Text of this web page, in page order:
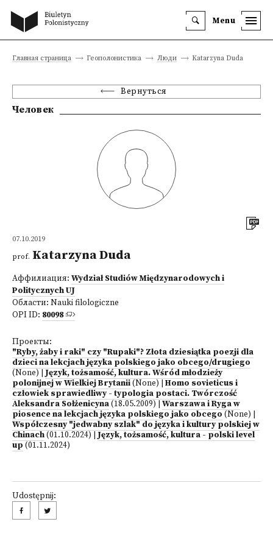
Menu
Главная страница Геополонистика Люди Katarzyna Duda
Вернуться
Человек
07.10.2019
prof. Katarzyna Duda
Аффилиация: Wydział Studiów Międzynarodowych i
Politycznych UJ
Области: Nauki filologiczne
OPI ID: 80098
Проекты:
"Ryby, żaby i raki" czy "Rupaki"? Złota dziesiątka poezji dla
dzieci na lekcjach języka polskiego jako obcego/drugiego
(None)
Język, tożsamość, kultura. Wśród młodzieży
polonijnej w Wielkiej Brytanii(None)
Homo sovieticus i
człowiek sprawiedliwy - typologia postaci. Twórczość
Aleksandra Sołżenicyna(18.05.2009)
Warszawa i Ryga w
piosence na lekcjach języka polskiego jako obcego (None)
Współczesny "jedwabny szlak" do języka i kultury polskiej w
Chinach(01.10.2024)
Język, tożsamość, kultura - polski level
up (01.11.2024)
Udostępnij: